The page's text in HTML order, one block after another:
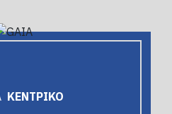
ΚΕΝΤΡΙΚΟ